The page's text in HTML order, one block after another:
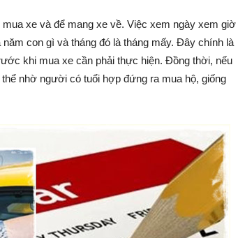
xe và để mang xe về. Việc xem ngày xem giờ
con gì và tháng đó là tháng mấy. Đây chính là
khi mua xe cần phải thực hiện. Đồng thời, nếu
nhờ người có tuổi hợp đứng ra mua hộ, giống